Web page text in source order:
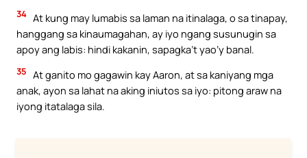
34 At kung may lumabis sa laman na itinalaga, o sa tinapay,
hanggang sa kinaumagahan, ay iyo ngang susunugin sa
apoy ang labis: hindi kakanin, sapagka’t yao’y banal.
35 At ganito mo gagawin kay Aaron, at sa kaniyang mga
anak, ayon sa lahat na aking iniutos sa iyo: pitong araw na
iyong itatalaga sila.